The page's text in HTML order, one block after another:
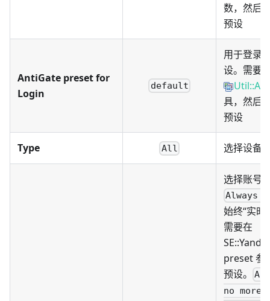
数，然后
预设
AntiGate preset for
Login
default
用于登录
设。需要
具，然后
预设
Type All 选择设备
选择账号
Always
始终“实时
需要在
preset 参
预设。
no more